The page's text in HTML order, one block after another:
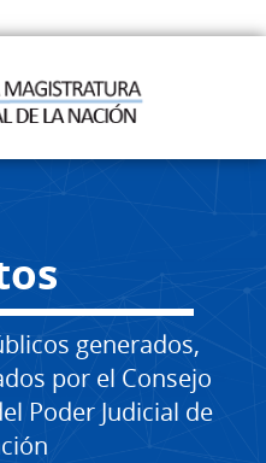
generados,
por el Consejo
Poder Judicial de